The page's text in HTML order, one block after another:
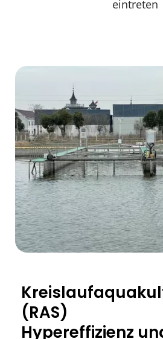
eintreten
(RAS)
Hypereffizienz